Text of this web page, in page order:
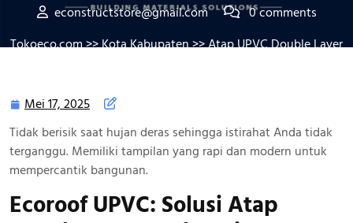
econstructstore@gmail.com
0 comments
Tokoeco.com>>Kota Kabupaten>> Atap UPVC Double Layer
Mei 17, 2025 Mei
2025
Tidak berisik saat hujan deras sehingga istirahat Anda tidak
terganggu. Memiliki tampilan yang rapi dan modern untuk
mempercantik bangunan.
Ecoroof UPVC: Solusi Atap